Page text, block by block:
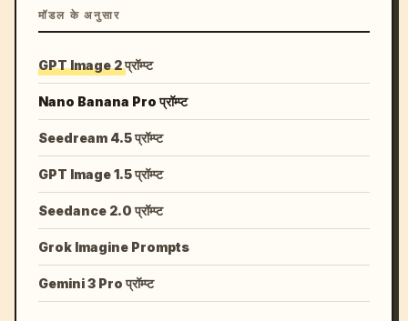
मॉडल के अनुसार
GPT Image 2 प्रॉम्प्ट
Nano Banana Pro प्रॉम्प्ट
Seedream 4.5 प्रॉम्प्ट
GPT Image 1.5 प्रॉम्प्ट
Seedance 2.0 प्रॉम्प्ट
Grok Imagine Prompts
Gemini 3 Pro प्रॉम्प्ट